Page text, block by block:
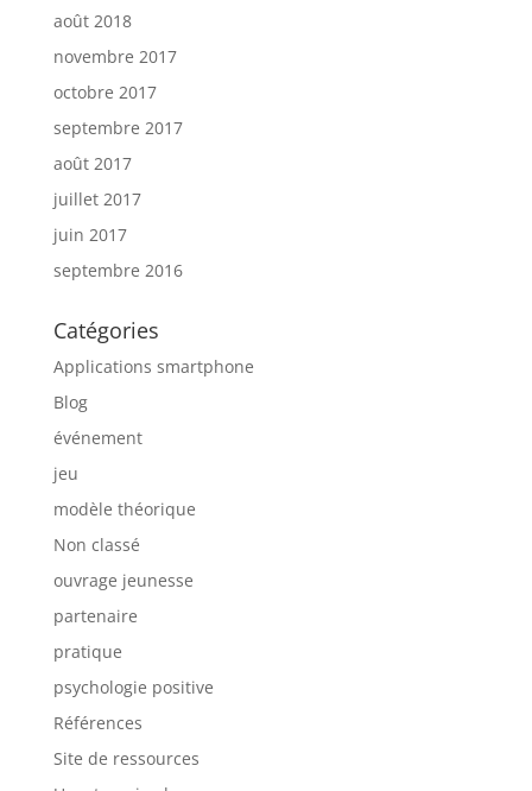
août 2018
novembre 2017
octobre 2017
septembre 2017
août 2017
juillet 2017
juin 2017
septembre 2016
Catégories
Applications smartphone
Blog
événement
jeu
modèle théorique
Non classé
ouvrage jeunesse
partenaire
pratique
psychologie positive
Références
Site de ressources